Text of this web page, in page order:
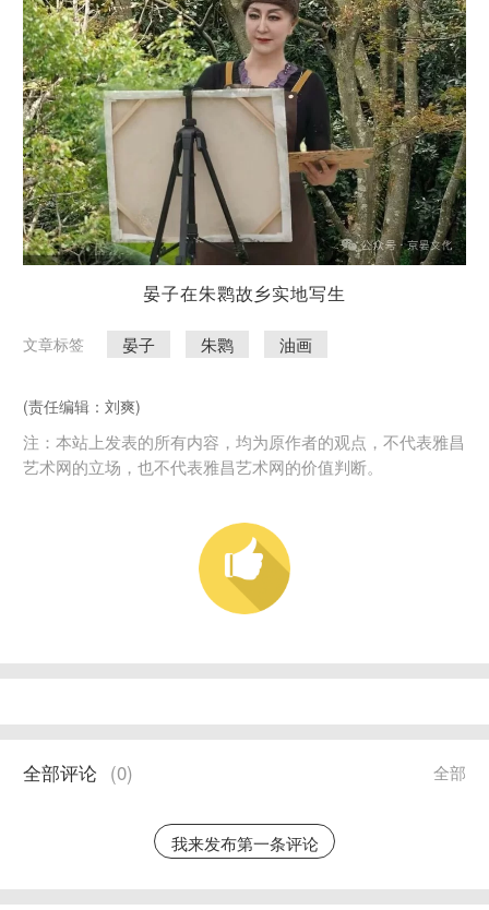
晏子在朱鹮故乡实地写生
文章标签 晏子 朱鹮 油画
(责任编辑：刘爽)
注：本站上发表的所有内容，均为原作者的观点，不代表雅昌
艺术网的立场，也不代表雅昌艺术网的价值判断。
全部
全部评论 (0)
我来发布第一条评论